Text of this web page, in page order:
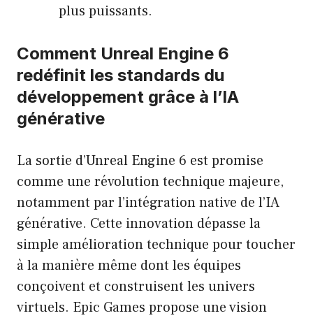
plus puissants.
Comment Unreal Engine 6
redéfinit les standards du
développement grâce à l’IA
générative
La sortie d’Unreal Engine 6 est promise
comme une révolution technique majeure,
notamment par l’intégration native de l’IA
générative. Cette innovation dépasse la
simple amélioration technique pour toucher
à la manière même dont les équipes
conçoivent et construisent les univers
virtuels. Epic Games propose une vision